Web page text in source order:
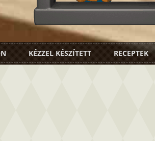
KÉZZEL KÉSZÍTETT RECEPTEK